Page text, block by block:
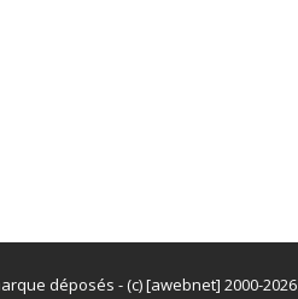
déposés - (c) [awebnet] 2000-2026